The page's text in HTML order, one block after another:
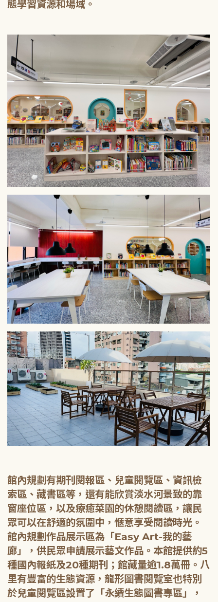
館內規劃有期刊閱報區、兒童閱覽區、資訊檢
索區、藏書區等，還有能欣賞淡水河景致的靠
窗座位區，以及療癒菜園的休憩閱讀區，讓民
眾可以在舒適的氛圍中，愜意享受閱讀時光。
館內規劃作品展示區為「Easy Art-我的藝
廊」，供民眾申請展示藝文作品。本館提供約5
種國內報紙及20種期刊；館藏量逾1.8萬冊。八
里有豐富的生態資源，龍形圖書閱覽室也特別
於兒童閱覽區設置了「永續生態圖書專區」，